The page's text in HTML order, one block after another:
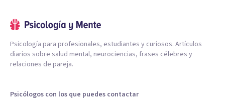
Psicología para profesionales, estudiantes y curiosos. Artículos
diarios sobre salud mental, neurociencias, frases célebres y
relaciones de pareja.
Psicólogos con los que puedes contactar